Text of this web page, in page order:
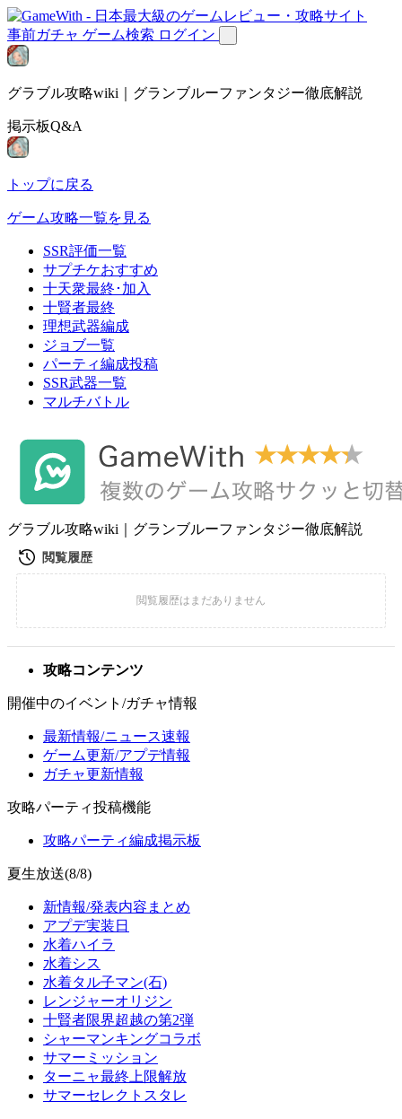
事前ガチャ ゲーム検索 ログイン
グラブル攻略wiki｜グランブルーファンタジー徹底解説
掲示板Q&A
トップに戻る
ゲーム攻略一覧を見る
SSR評価一覧
サプチケおすすめ
十天衆最終･加入
十賢者最終
理想武器編成
ジョブ一覧
パーティ編成投稿
SSR武器一覧
マルチバトル
グラブル攻略wiki｜グランブルーファンタジー徹底解説
攻略コンテンツ
開催中のイベント/ガチャ情報
最新情報/ニュース速報
ゲーム更新/アプデ情報
ガチャ更新情報
攻略パーティ投稿機能
攻略パーティ編成掲示板
夏生放送(8/8)
新情報/発表内容まとめ
アプデ実装日
水着ハイラ
水着シス
水着タル子マン(石)
レンジャーオリジン
十賢者限界超越の第2弾
シャーマンキングコラボ
サマーミッション
ターニャ最終上限解放
サマーセレクトスタレ